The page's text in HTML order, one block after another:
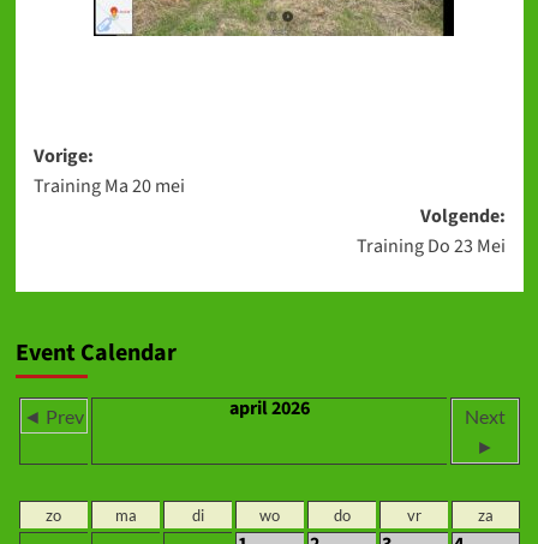
Bericht
navigatie
Vorige:
Training Ma 20 mei
Volgende:
Training Do 23 Mei
Event Calendar
◄ Prev april 2026
Next
►
zo ma di wo do vr za